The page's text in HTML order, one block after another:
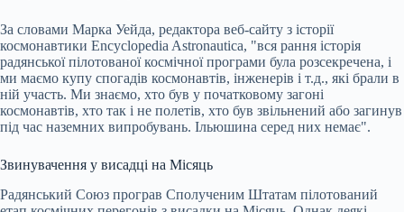
За словами Марка Уейда, редактора веб-сайту з історії
космонавтики Encyclopedia Astronautica, "вся рання історія
радянської пілотованої космічної програми була розсекречена, і
ми маємо купу спогадів космонавтів, інженерів і т.д., які брали в
ній участь. Ми знаємо, хто був у початковому загоні
космонавтів, хто так і не полетів, хто був звільнений або загинув
під час наземних випробувань. Ільюшина серед них немає".
Звинувачення у висадці на Місяць
Радянський Союз програв Сполученим Штатам пілотований